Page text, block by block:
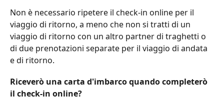
Non è necessario ripetere il check-in online per il
viaggio di ritorno, a meno che non si tratti di un
viaggio di ritorno con un altro partner di traghetti o
di due prenotazioni separate per il viaggio di andata
e di ritorno.
Riceverò una carta d'imbarco quando completerò
il check-in online?